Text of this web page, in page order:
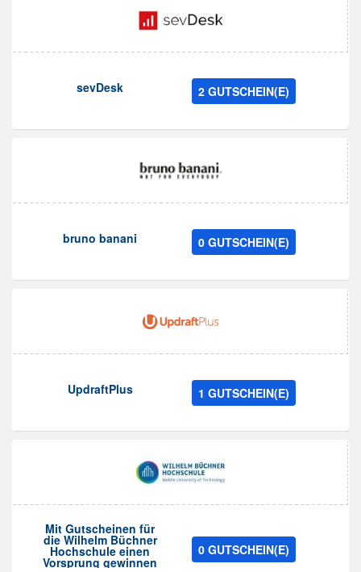
sevDesk 2 GUTSCHEIN(E)
bruno banani 0 GUTSCHEIN(E)
UpdraftPlus 1 GUTSCHEIN(E)
Mit Gutscheinen für
die Wilhelm Büchner
Hochschule einen
Vorsprung gewinnen
0 GUTSCHEIN(E)